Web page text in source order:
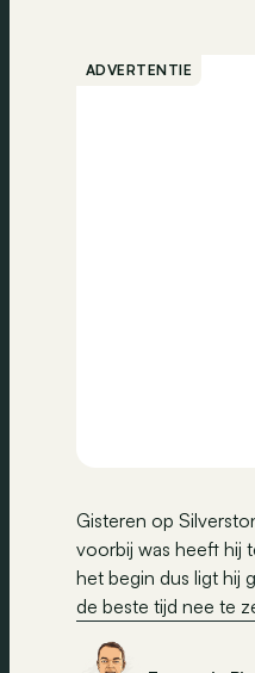
ADVERTENTIE
Gisteren op
voorbij was heeft hij
het begin dus ligt hij
de beste tijd nee te